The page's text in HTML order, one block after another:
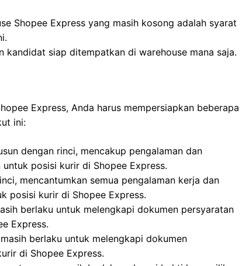
Shopee Express yang masih kosong adalah syarat
kandidat siap ditempatkan di warehouse mana saja.
Express, Anda harus mempersiapkan beberapa
ini:
dengan rinci, mencakup pengalaman dan
posisi kurir di Shopee Express.
mencantumkan semua pengalaman kerja dan
posisi kurir di Shopee Express.
berlaku untuk melengkapi dokumen persyaratan
Express.
berlaku untuk melengkapi dokumen
di Shopee Express.